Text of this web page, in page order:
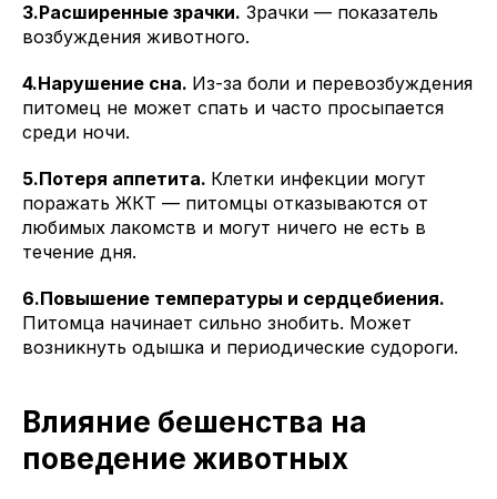
3.Расширенные зрачки. Зрачки — показатель
возбуждения животного.
4.Нарушение сна. Из-за боли и перевозбуждения
питомец не может спать и часто просыпается
среди ночи.
5.Потеря аппетита. Клетки инфекции могут
поражать ЖКТ — питомцы отказываются от
любимых лакомств и могут ничего не есть в
течение дня.
6.Повышение температуры и сердцебиения.
Питомца начинает сильно знобить. Может
возникнуть одышка и периодические судороги.
Влияние бешенства на
поведение животных